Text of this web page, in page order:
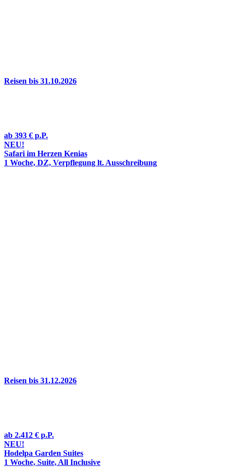
Reisen bis 31.10.2026
ab 393 € p.P.
NEU!
Safari im Herzen Kenias
1 Woche, DZ, Verpflegung lt. Ausschreibung
Reisen bis 31.12.2026
ab 2.412 € p.P.
NEU!
Hodelpa Garden Suites
1 Woche, Suite, All Inclusive